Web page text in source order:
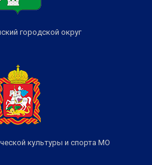
городской округ
культуры и спорта МО